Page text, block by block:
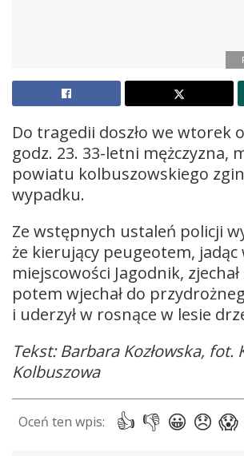
Do tragedii doszło we wtorek
godz. 23. 33-letni mężczyzna,
powiatu kolbuszowskiego
wypadku.
Ze wstępnych ustaleń policji
że kierujący peugeotem,
miejscowości Jagodnik,
potem wjechał do
i uderzył w rosnące w lesie
Tekst: Barbara Kozłowska, fot.
Kolbuszowa